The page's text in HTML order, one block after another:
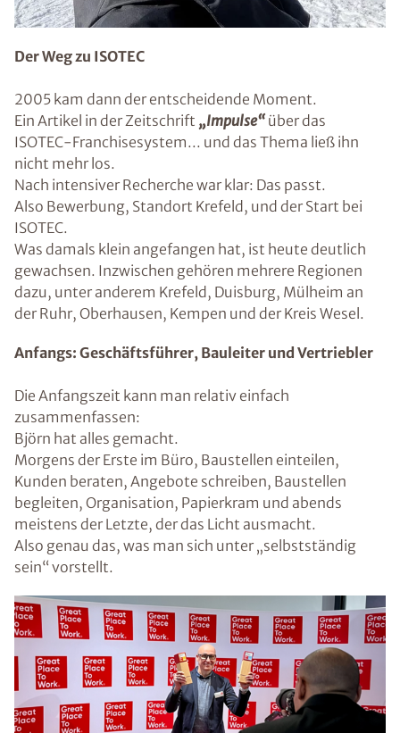
Der Weg zu ISOTEC
2005 kam dann der entscheidende Moment.
Ein Artikel in der Zeitschrift „Impulse“ über das
ISOTEC-Franchisesystem... und das Thema ließ ihn
nicht mehr los.
Nach intensiver Recherche war klar: Das passt.
Also Bewerbung, Standort Krefeld, und der Start bei
ISOTEC.
Was damals klein angefangen hat, ist heute deutlich
gewachsen. Inzwischen gehören mehrere Regionen
dazu, unter anderem Krefeld, Duisburg, Mülheim an
der Ruhr, Oberhausen, Kempen und der Kreis Wesel.
Anfangs: Geschäftsführer, Bauleiter und Vertriebler
Die Anfangszeit kann man relativ einfach
zusammenfassen:
Björn hat alles gemacht.
Morgens der Erste im Büro, Baustellen einteilen,
Kunden beraten, Angebote schreiben, Baustellen
begleiten, Organisation, Papierkram und abends
meistens der Letzte, der das Licht ausmacht.
Also genau das, was man sich unter „selbstständig
sein“ vorstellt.